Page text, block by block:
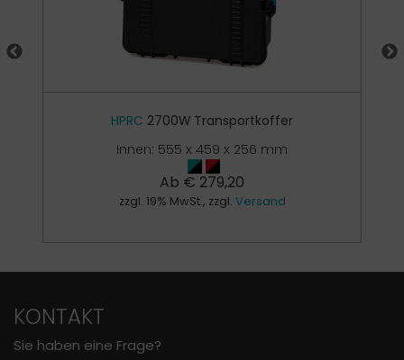
HPRC 2700W Transportkoffer
Innen: 555 x 459 x 256 mm
Ab € 279,20
zzgl. 19% MwSt., zzgl. Versand
KONTAKT
Sie haben eine Frage?